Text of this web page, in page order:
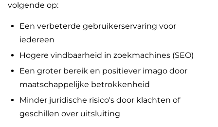
volgende op:
Een verbeterde gebruikerservaring voor
iedereen
Hogere vindbaarheid in zoekmachines (SEO)
Een groter bereik en positiever imago door
maatschappelijke betrokkenheid
Minder juridische risico's door klachten of
geschillen over uitsluiting